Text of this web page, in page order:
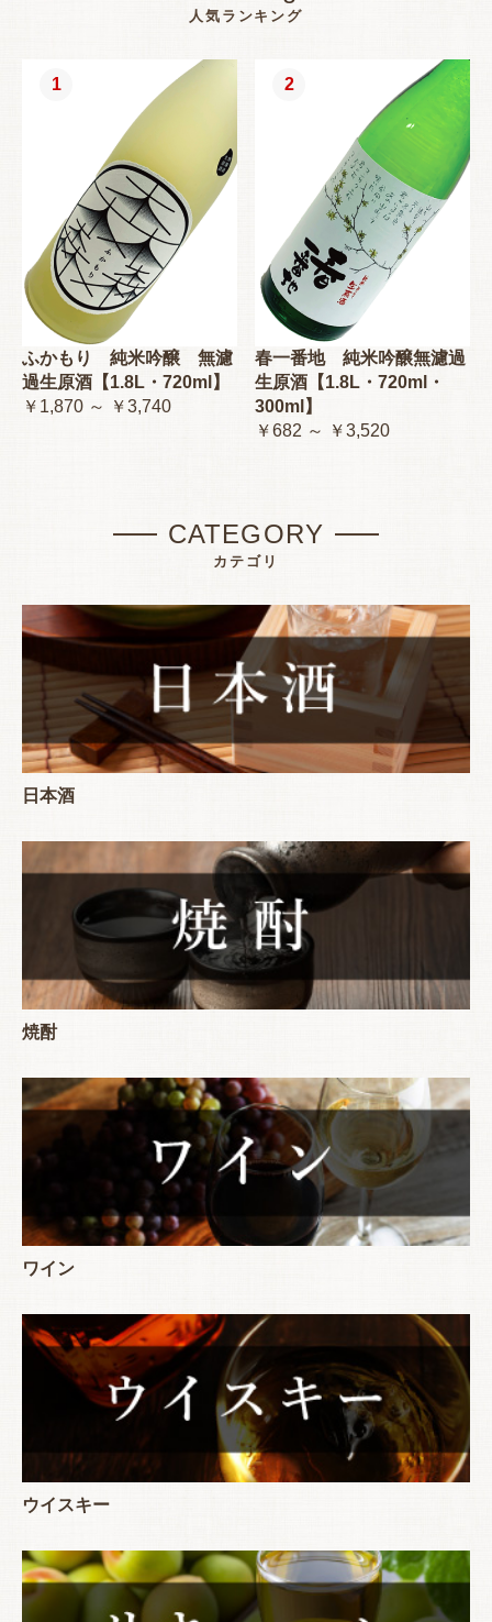
人気ランキング
ふかもり 純米吟醸 無濾
過生原酒【1.8L・720ml】
￥1,870 ～ ￥3,740
1
春一番地 純米吟醸無濾過
生原酒【1.8L・720ml・
300ml】
￥682 ～ ￥3,520
2
CATEGORY
カテゴリ
日本酒
焼酎
ワイン
ウイスキー